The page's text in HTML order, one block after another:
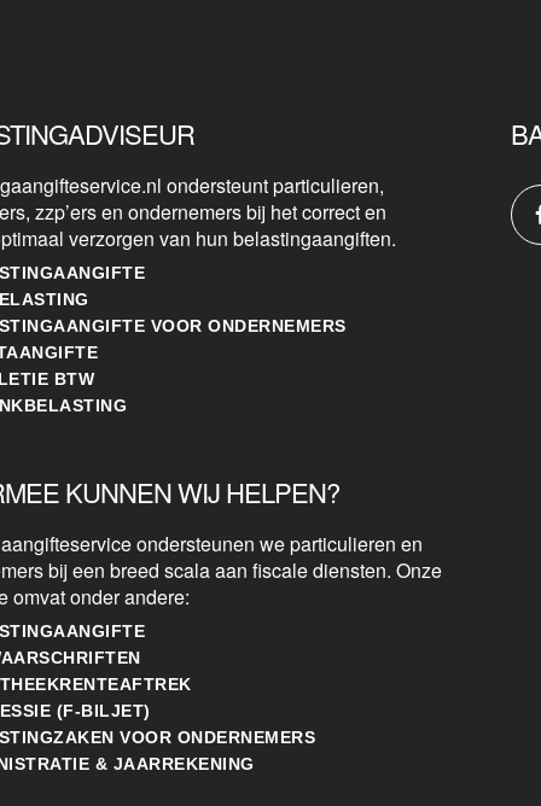
ondersteunt particulieren,
zzp’ers en ondernemers bij het correct en
verzorgen van hun belastingaangiften.
VOOR ONDERNEMERS
BTW
KUNNEN WIJ HELPEN?
ondersteunen we particulieren en
bij een breed scala aan fiscale diensten. Onze
omvat onder andere:
(F-BILJET)
VOOR ONDERNEMERS
& JAARREKENING